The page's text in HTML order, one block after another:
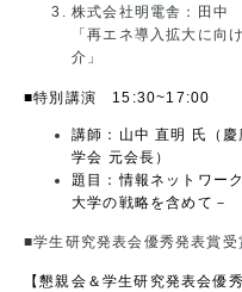
株式会社明電舎：田
「再エネ導入拡大に向
介」
■特別講演 15:30~17:00
講師：山中 直明 氏（
学会 元会長）
題目：情報ネットワー
大学の戦略を含めて－
■学生研究発表会優秀発表賞
【懇親会＆学生研究発表会